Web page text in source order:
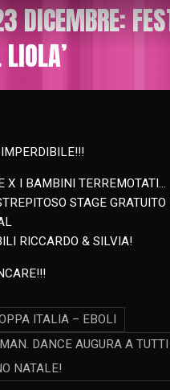
DICEMBRE:
X I BAMBINI TERREMOTATI…
STAGE GRATUITO
RICCARDO & SILVIA!
ITALIA – EBOLI
DANCE AUGURA A TUTTI
NATALE!